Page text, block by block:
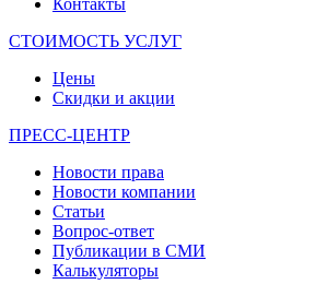
Контакты
СТОИМОСТЬ УСЛУГ
Цены
Скидки и акции
ПРЕСС-ЦЕНТР
Новости права
Новости компании
Статьи
Вопрос-ответ
Публикации в СМИ
Калькуляторы